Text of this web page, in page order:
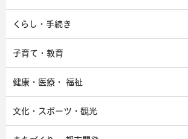
くらし・手続き
子育て・教育
健康・医療・ 福祉
文化・スポーツ・観光